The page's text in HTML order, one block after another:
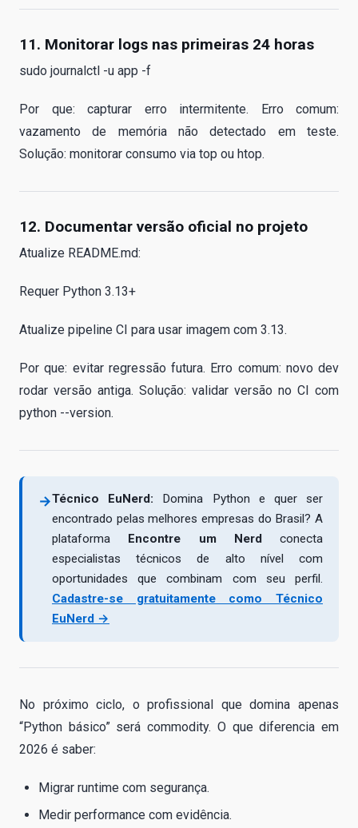
11. Monitorar logs nas primeiras 24 horas
sudo journalctl -u app -f
Por que: capturar erro intermitente. Erro comum:
vazamento de memória não detectado em teste.
Solução: monitorar consumo via top ou htop.
12. Documentar versão oficial no projeto
Atualize README.md:
Requer Python 3.13+
Atualize pipeline CI para usar imagem com 3.13.
Por que: evitar regressão futura. Erro comum: novo dev
rodar versão antiga. Solução: validar versão no CI com
python --version.
→Técnico EuNerd: Domina Python e quer ser
encontrado pelas melhores empresas do Brasil? A
plataforma Encontre um Nerdconecta
especialistas técnicos de alto nível com
oportunidades que combinam com seu perfil.
Cadastre-se gratuitamente como Técnico
EuNerd →
No próximo ciclo, o profissional que domina apenas
“Python básico” será commodity. O que diferencia em
2026 é saber:
Migrar runtime com segurança.
Medir performance com evidência.